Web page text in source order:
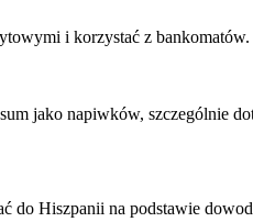
i korzystać z
jako napiwków, szczególnie
do Hiszpanii na podstawie